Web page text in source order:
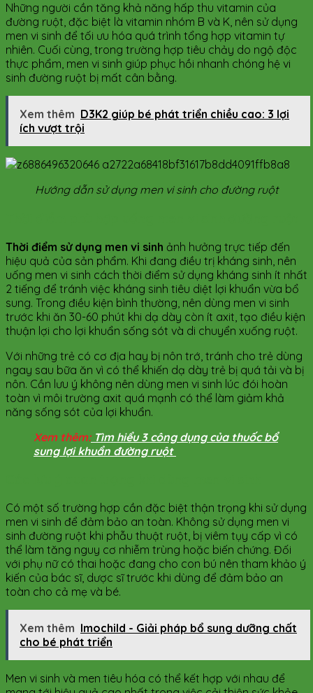
Những người cần tăng khả năng hấp thu vitamin của
đường ruột, đặc biệt là vitamin nhóm B và K, nên sử dụng
men vi sinh để tối ưu hóa quá trình tổng hợp vitamin tự
nhiên. Cuối cùng, trong trường hợp tiêu chảy do ngộ độc
thực phẩm, men vi sinh giúp phục hồi nhanh chóng hệ vi
sinh đường ruột bị mất cân bằng.
Xem thêm D3K2 giúp bé phát triển chiều cao: 3 lợi
ích vượt trội
Hướng dẫn sử dụng men vi sinh cho đường ruột
Thời điểm sử dụng men vi sinh ảnh hưởng trực tiếp đến
hiệu quả của sản phẩm. Khi đang điều trị kháng sinh, nên
uống men vi sinh cách thời điểm sử dụng kháng sinh ít nhất
2 tiếng để tránh việc kháng sinh tiêu diệt lợi khuẩn vừa bổ
sung. Trong điều kiện bình thường, nên dùng men vi sinh
trước khi ăn 30-60 phút khi dạ dày còn ít axit, tạo điều kiện
thuận lợi cho lợi khuẩn sống sót và di chuyển xuống ruột.
Với những trẻ có cơ địa hay bị nôn trớ, tránh cho trẻ dùng
ngay sau bữa ăn vì có thể khiến dạ dày trẻ bị quá tải và bị
nôn. Cần lưu ý không nên dùng men vi sinh lúc đói hoàn
toàn vì môi trường axit quá mạnh có thể làm giảm khả
năng sống sót của lợi khuẩn.
Xem thêm:Tìm hiểu 3 công dụng của thuốc bổ
sung lợi khuẩn đường ruột
Có một số trường hợp cần đặc biệt thận trọng khi sử dụng
men vi sinh để đảm bảo an toàn. Không sử dụng men vi
sinh đường ruột khi phẫu thuật ruột, bị viêm tụy cấp vì có
thể làm tăng nguy cơ nhiễm trùng hoặc biến chứng. Đối
với phụ nữ có thai hoặc đang cho con bú nên tham khảo ý
kiến của bác sĩ, dược sĩ trước khi dùng để đảm bảo an
toàn cho cả mẹ và bé.
Xem thêm Imochild - Giải pháp bổ sung dưỡng chất
cho bé phát triển
Men vi sinh và men tiêu hóa có thể kết hợp với nhau để